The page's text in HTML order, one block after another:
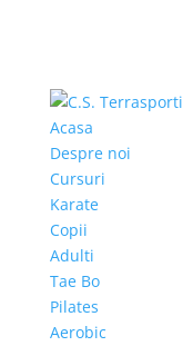
Acasa
Despre noi
Cursuri
Karate
Copii
Adulti
Tae Bo
Pilates
Aerobic